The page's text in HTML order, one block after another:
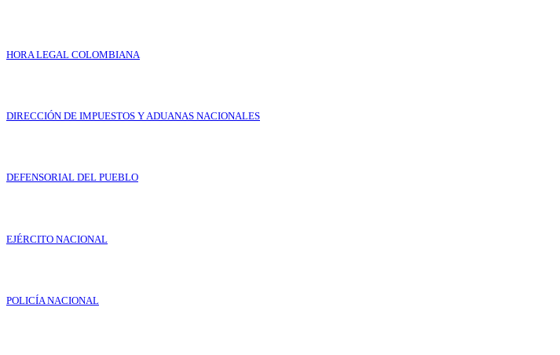
HORA LEGAL COLOMBIANA
DIRECCIÓN DE IMPUESTOS Y ADUANAS NACIONALES
DEFENSORIAL DEL PUEBLO
EJÉRCITO NACIONAL
POLICÍA NACIONAL